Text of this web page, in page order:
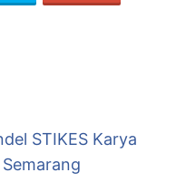
STIKES Karya